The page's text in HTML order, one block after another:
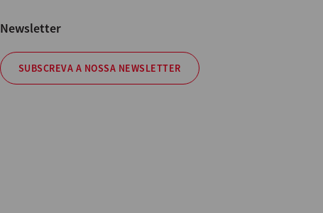
Newsletter
SUBSCREVA A NOSSA NEWSLETTER